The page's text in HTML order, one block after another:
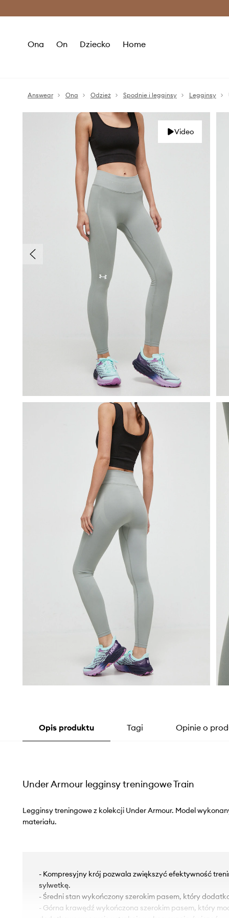
Ona On Dziecko Home
Answear Ona Odzież Spodnie i legginsy Legginsy
Video
Opis produktu Tagi Opinie o
Under Armour legginsy treningowe Train
Legginsy treningowe z kolekcji Under Armour. Model
materiału.
- Kompresyjny krój pozwala zwiększyć efektywność
sylwetkę.
- Średni stan wykończony szerokim pasem, który
- Górna krawędź wykończona szerokim pasem, który